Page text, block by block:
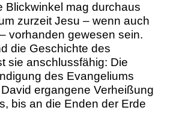
Blickwinkel mag durchaus
zurzeit Jesu – wenn auch
vorhanden gewesen sein.
die Geschichte des
sie anschlussfähig: Die
des Evangeliums
ergangene Verheißung
bis an die Enden der Erde